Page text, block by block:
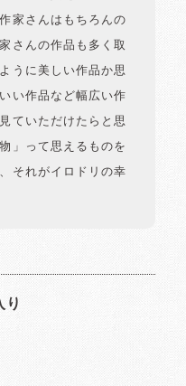
家さんはもちろんの
さんの作品も多く取
うに美しい作品か思
い作品など幅広い作
ていただけたらと思
」って思えるものを
それがイロドリの幸
り